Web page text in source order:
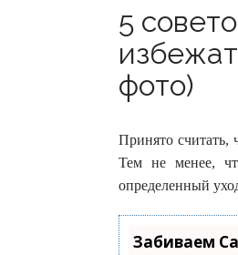
5
фото)
Принято считать,
Тем не менее,
определенный
Забиваем